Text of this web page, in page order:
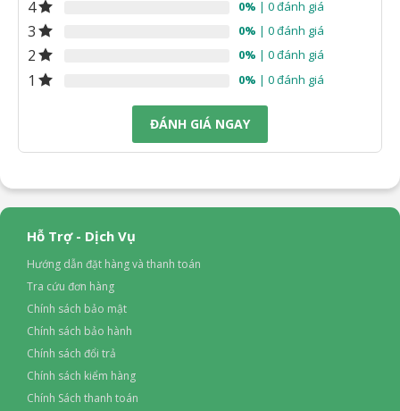
*Hình ảnh chỉ mang tính chất minh họa
Cánh quạt Lifan gồm 3 lá với kích thước tương đối lớn, hỗ trợ
tạo luồng gió lan tỏa đều. Khi sử dụng trong không gian vừa
phải, bạn có thể cảm nhận luồng gió phân bổ khá ổn định,
4 0% | 0 đánh giá
3 0% | 0 đánh giá
2 0% | 0 đánh giá
1 0% | 0 đánh giá
ĐÁNH GIÁ NGAY
Hỗ Trợ - Dịch Vụ
Hướng dẫn đặt hàng và thanh toán
Tra cứu đơn hàng
Chính sách bảo mật
Chính sách bảo hành
Chính sách đổi trả
Chính sách kiểm hàng
Chính Sách thanh toán